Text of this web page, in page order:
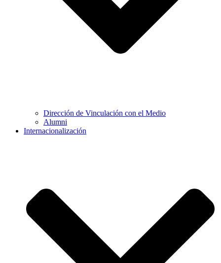
Dirección de Vinculación con el Medio
Alumni
Internacionalización